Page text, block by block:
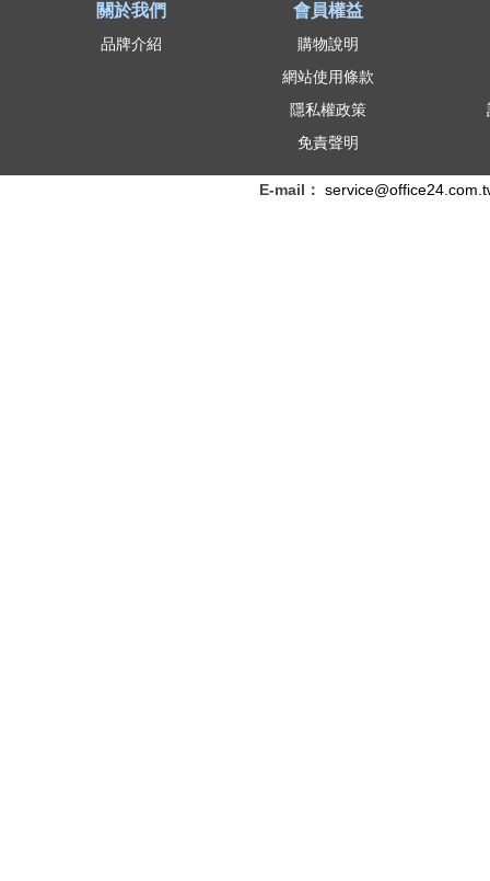
關於我們
品牌介紹
會員權益
購物說明
網站使用條款
隱私權政策
免責聲明
E-mail：